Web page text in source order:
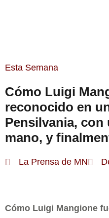
Esta Semana
Cómo Luigi
reconocido en
Pensilvania, con
mano, y
La Prensa de MN
Cómo Luigi Mangione